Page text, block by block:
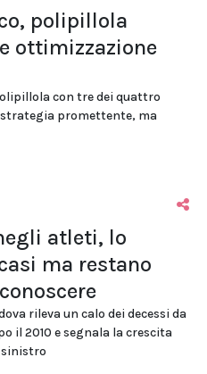
polipillola
ottimizzazione
con tre dei quattro
promettente, ma
atleti, lo
ma restano
rileva un calo dei decessi da
il 2010 e segnala la crescita